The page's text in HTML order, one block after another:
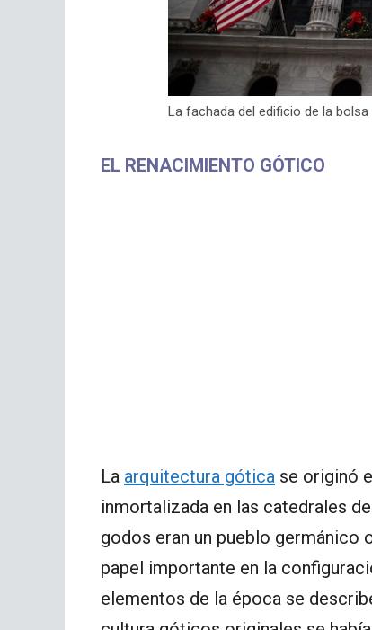
La fachada del edificio de la bolsa
EL RENACIMIENTO GÓTICO
La arquitectura gótica se originó
inmortalizada en las catedrales
godos eran un pueblo germánico
papel importante en la
elementos de la época se